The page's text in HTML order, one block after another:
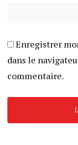
Enregistrer
dans le
commentaire.